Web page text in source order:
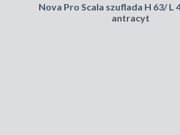
Nova Pro Scala szuflada H 63/ L
antracyt